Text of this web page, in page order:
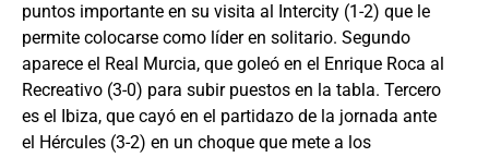
puntos importante en su visita al Intercity (1-2) que le
permite colocarse como líder en solitario. Segundo
aparece el Real Murcia, que goleó en el Enrique Roca al
Recreativo (3-0) para subir puestos en la tabla. Tercero
es el Ibiza, que cayó en el partidazo de la jornada ante
el Hércules (3-2) en un choque que mete a los